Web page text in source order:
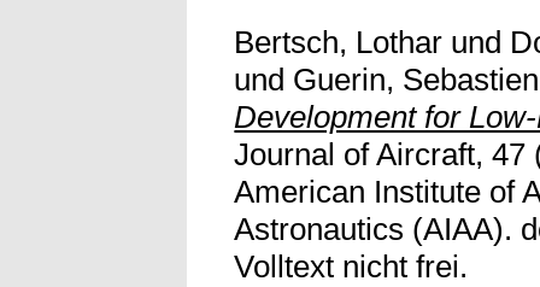
Bertsch, Lothar und
und Guerin, Sebastien
Development for
Journal of Aircraft, 47
American Institute of
Astronautics (AIAA).
Volltext nicht frei.